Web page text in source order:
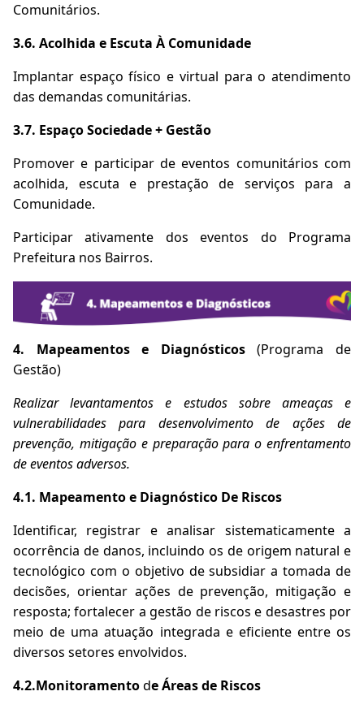
Comunitários.
3.6. Acolhida e Escuta À Comunidade
Implantar espaço físico e virtual para o atendimento
das demandas comunitárias.
3.7. Espaço Sociedade + Gestão
Promover e participar de eventos comunitários com
acolhida, escuta e prestação de serviços para a
Comunidade.
Participar ativamente dos eventos do Programa
Prefeitura nos Bairros.
4. Mapeamentos e Diagnósticos(Programa de
Gestão)
Realizar levantamentos e estudos sobre ameaças e
vulnerabilidades para desenvolvimento de ações de
prevenção, mitigação e preparação para o enfrentamento
de eventos adversos.
4.1. Mapeamento e Diagnóstico De Riscos
Identificar, registrar e analisar sistematicamente a
ocorrência de danos, incluindo os de origem natural e
tecnológico com o objetivo de subsidiar a tomada de
decisões, orientar ações de prevenção, mitigação e
resposta; fortalecer a gestão de riscos e desastres por
meio de uma atuação integrada e eficiente entre os
diversos setores envolvidos.
4.2.Monitoramentode Áreas de Riscos